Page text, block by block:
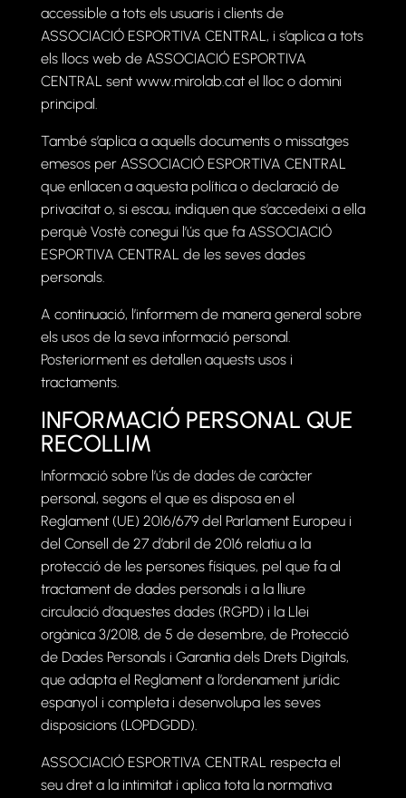
accessible a tots els usuaris i clients de
ASSOCIACIÓ ESPORTIVA CENTRAL, i s’aplica a tots
els llocs web de ASSOCIACIÓ ESPORTIVA
CENTRAL sent www.mirolab.cat el lloc o domini
principal.
També s’aplica a aquells documents o missatges
emesos per ASSOCIACIÓ ESPORTIVA CENTRAL
que enllacen a aquesta política o declaració de
privacitat o, si escau, indiquen que s’accedeixi a ella
perquè Vostè conegui l’ús que fa ASSOCIACIÓ
ESPORTIVA CENTRAL de les seves dades
personals.
A continuació, l’informem de manera general sobre
els usos de la seva informació personal.
Posteriorment es detallen aquests usos i
tractaments.
INFORMACIÓ PERSONAL QUE
RECOLLIM
Informació sobre l’ús de dades de caràcter
personal, segons el que es disposa en el
Reglament (UE) 2016/679 del Parlament Europeu i
del Consell de 27 d’abril de 2016 relatiu a la
protecció de les persones físiques, pel que fa al
tractament de dades personals i a la lliure
circulació d’aquestes dades (RGPD) i la Llei
orgànica 3/2018, de 5 de desembre, de Protecció
de Dades Personals i Garantia dels Drets Digitals,
que adapta el Reglament a l’ordenament jurídic
espanyol i completa i desenvolupa les seves
disposicions (LOPDGDD).
ASSOCIACIÓ ESPORTIVA CENTRAL respecta el
seu dret a la intimitat i aplica tota la normativa